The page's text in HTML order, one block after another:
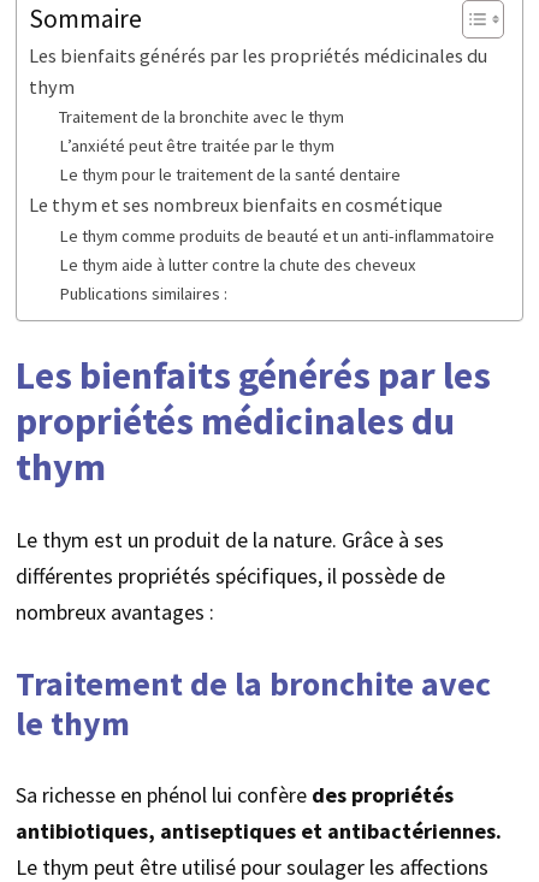
Sommaire
Les bienfaits générés par les propriétés médicinales du
thym
Traitement de la bronchite avec le thym
L’anxiété peut être traitée par le thym
Le thym pour le traitement de la santé dentaire
Le thym et ses nombreux bienfaits en cosmétique
Le thym comme produits de beauté et un anti-inflammatoire
Le thym aide à lutter contre la chute des cheveux
Publications similaires :
Les bienfaits générés par les
propriétés médicinales du
thym
Le thym est un produit de la nature. Grâce à ses
différentes propriétés spécifiques, il possède de
nombreux avantages :
Traitement de la bronchite avec
le thym
Sa richesse en phénol lui confère des propriétés
antibiotiques, antiseptiques et antibactériennes.
Le thym peut être utilisé pour soulager les affections